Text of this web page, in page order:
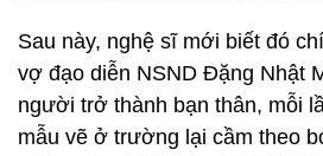
Sau này, nghệ sĩ mới biết đó
vợ đạo diễn NSND Đặng Nhật
người trở thành bạn thân, mỗi
mẫu vẽ ở trường lại cầm theo